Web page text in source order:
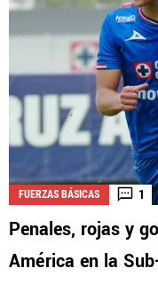
FUERZAS BÁSICAS 1
Penales, rojas y
América en la